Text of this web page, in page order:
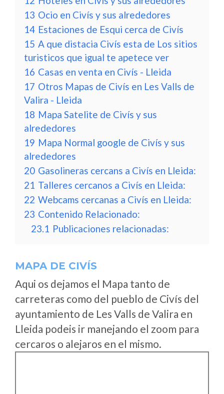
13 Ocio en Civís y sus alrededores
14 Estaciones de Esqui cerca de Civís
15 A que distacia Civís esta de Los sitios
turisticos que igual te apetece ver
16 Casas en venta en Civís - Lleida
17 Otros Mapas de Civís en Les Valls de
Valira - Lleida
18 Mapa Satelite de Civís y sus
alrededores
19 Mapa Normal google de Civís y sus
alrededores
20 Gasolineras cercans a Civís en Lleida:
21 Talleres cercanos a Civís en Lleida:
22 Webcams cercanas a Civís en Lleida:
23 Contenido Relacionado:
23.1 Publicaciones relacionadas:
MAPA DE CIVÍS
Aqui os dejamos el Mapa tanto de
carreteras como del pueblo de Civís del
ayuntamiento de Les Valls de Valira en
Lleida podeis ir manejando el zoom para
cercaros o alejaros en el mismo.